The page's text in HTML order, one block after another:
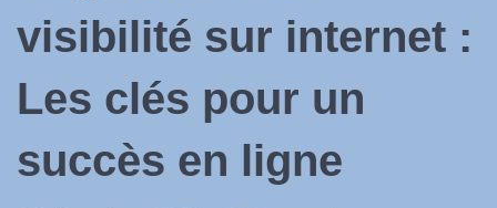
visibilité sur internet :
Les clés pour un
succès en ligne